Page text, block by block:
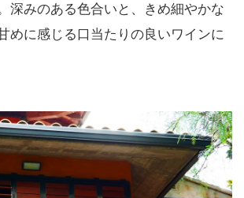
深みのある色合いと、きめ細やかな
めに感じる口当たりの良いワインに